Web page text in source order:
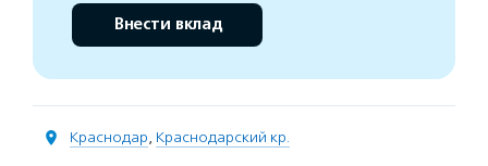
Внести вклад
Краснодар, Краснодарский кр.